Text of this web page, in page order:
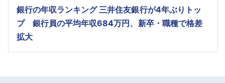
銀行の年収ランキング 三井住友銀行が4年ぶりトッ
プ 銀行員の平均年収684万円、新卒・職種で格差
拡大